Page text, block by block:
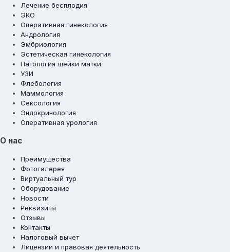
Лечение бесплодия
ЭКО
Оперативная гинекология
Андрология
Эмбриология
Эстетическая гинекология
Патология шейки матки
УЗИ
Флебология
Маммология
Сексология
Эндокринология
Оперативная урология
О нас
Преимущества
Фотогалерея
Виртуальный тур
Оборудование
Новости
Реквизиты
Отзывы
Контакты
Налоговый вычет
Лицензии и правовая деятельность